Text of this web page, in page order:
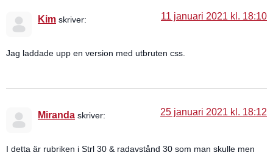
Kim skriver: 11 januari 2021 kl. 18:10
Jag laddade upp en version med utbruten css.
Miranda skriver: 25 januari 2021 kl. 18:12
I detta är rubriken i Strl 30 & radavstånd 30 som man skulle men